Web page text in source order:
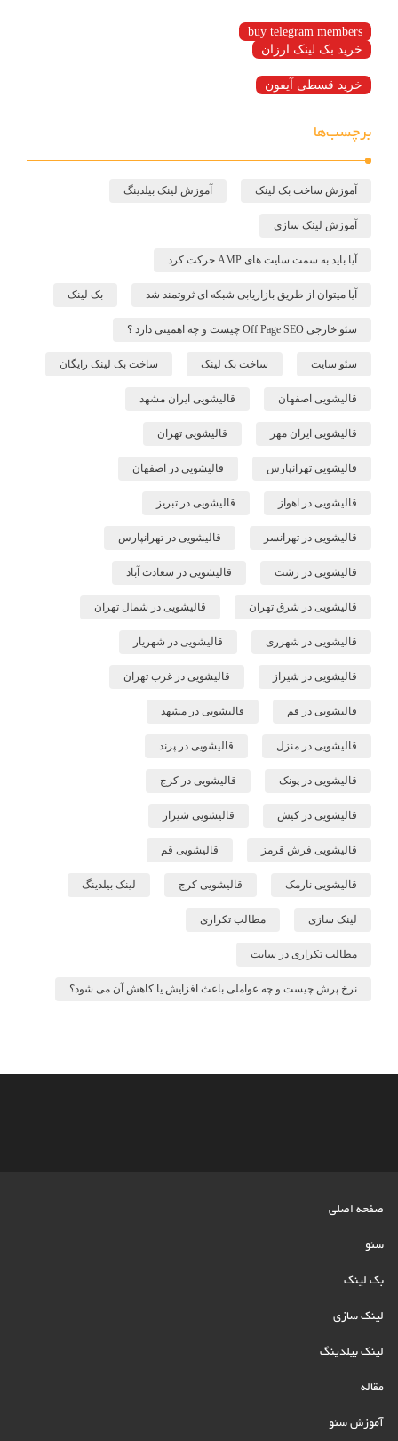
buy telegram members
خرید بک لینک ارزان
خرید قسطی آیفون
برچسب‌ها
آموزش ساخت بک لینک آموزش لینک بیلدینگ
آموزش لینک سازی
آیا باید به سمت سایت های AMP حرکت کرد
آیا میتوان از طریق بازاریابی شبکه ای ثروتمند شد بک لینک
سئو خارجی Off Page SEO چیست و چه اهمیتی دارد ؟
سئو سایت ساخت بک لینک ساخت بک لینک رایگان
قالیشویی اصفهان قالیشویی ایران مشهد
قالیشویی ایران مهر قالیشویی تهران
قالیشویی تهرانپارس قالیشویی در اصفهان
قالیشویی در اهواز قالیشویی در تبریز
قالیشویی در تهرانسر قالیشویی در تهرانپارس
قالیشویی در رشت قالیشویی در سعادت آباد
قالیشویی در شرق تهران قالیشویی در شمال تهران
قالیشویی در شهرری قالیشویی در شهریار
قالیشویی در شیراز قالیشویی در غرب تهران
قالیشویی در قم قالیشویی در مشهد
قالیشویی در منزل قالیشویی در پرند
قالیشویی در پونک قالیشویی در کرج
قالیشویی در کیش قالیشویی شیراز
قالیشویی فرش قرمز قالیشویی قم
قالیشویی نارمک قالیشویی کرج لینک بیلدینگ
لینک سازی مطالب تکراری
مطالب تکراری در سایت
نرخ پرش چیست و چه عواملی باعث افزایش یا کاهش آن می شود؟
صفحه اصلی
سئو
بک لینک
لینک سازی
لینک بیلدینگ
مقاله
آموزش سئو